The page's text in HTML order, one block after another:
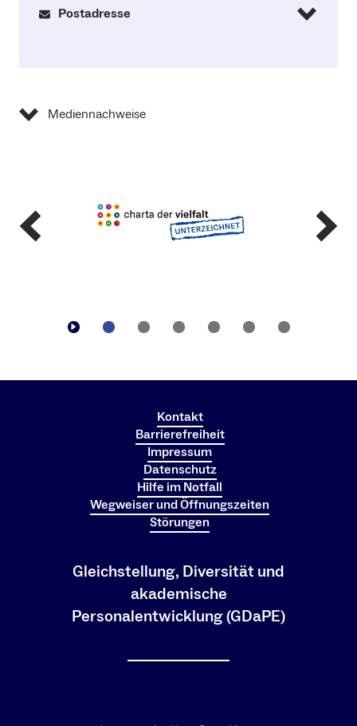
Postadresse
Mediennachweise
Kontakt
Barrierefreiheit
Impressum
Datenschutz
Hilfe im Notfall
Wegweiser und Öffnungszeiten
Störungen
Gleichstellung, Diversität und
akademische
Personalentwicklung (GDaPE)